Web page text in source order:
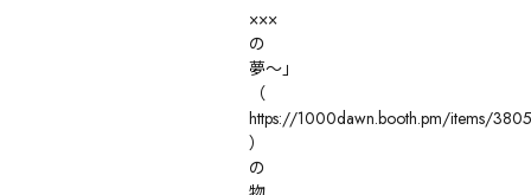
×××
の
夢〜」
（
https://1000dawn.booth.pm/items/
）
の